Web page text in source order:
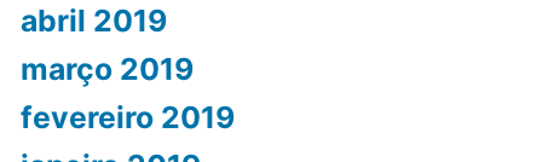
abril 2019
março 2019
fevereiro 2019